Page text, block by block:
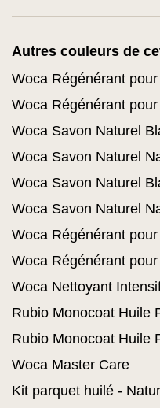
Autres couleurs de
Woca Régénérant
Woca Régénérant
Woca Savon Naturel
Woca Savon Naturel
Woca Savon Naturel
Woca Savon Naturel
Woca Régénérant pour
Woca Régénérant pour
Woca Nettoyant
Rubio Monocoat Huile
Rubio Monocoat Huile
Woca Master Care
Kit parquet huilé -